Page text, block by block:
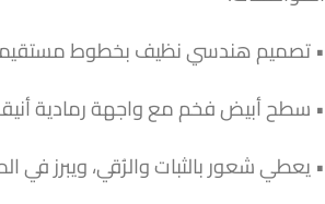
• تصميم هندسي نظيف بخطوط
• سطح أبيض فخم مع واجهة رمادية
• يعطي شعور بالثبات والرُقي، ويبرز في